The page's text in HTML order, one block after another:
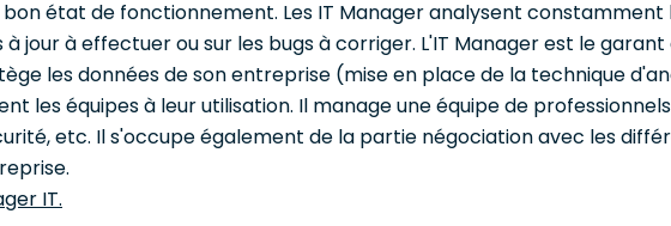
état de fonctionnement. Les IT Manager analysent constamment
jour à effectuer ou sur les bugs à corriger. L'IT Manager est le
les données de son entreprise (mise en place de la technique
les équipes à leur utilisation. Il manage une équipe de
etc. Il s'occupe également de la partie négociation avec les
IT.